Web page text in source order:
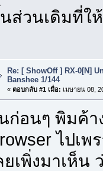
ส่วนเดิมที่ใ
Re: [ ShowOff ] RX-0[N]
Banshee 1/144
« ตอบกลับ #1 เมื่อ: เมษายน 08,
ก่อนๆ พิมค้า
ไปเพ
ยเพิ่งมาเห็น